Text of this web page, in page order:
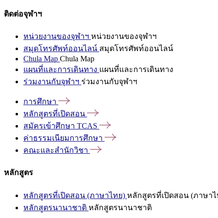
ติดต่อจุฬาฯ
หน่วยงานของจุฬาฯ หน่วยงานของจุฬาฯ
สมุดโทรศัพท์ออนไลน์ สมุดโทรศัพท์ออนไลน์
Chula Map Chula Map
แผนที่และการเดินทาง แผนที่และการเดินทาง
ร่วมงานกับจุฬาฯ ร่วมงานกับจุฬาฯ
การศึกษา
หลักสูตรที่เปิดสอน
สมัครเข้าศึกษา TCAS
ค่าธรรมเนียมการศึกษา
คณะและสำนักวิชา
หลักสูตร
หลักสูตรที่เปิดสอน (ภาษาไทย) หลักสูตรที่เปิดสอน (ภาษาไ
หลักสูตรนานาชาติ หลักสูตรนานาชาติ